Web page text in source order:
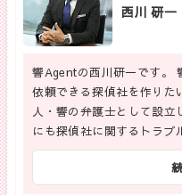
西川 研一
響Agentの西川研一です。
依頼できる探偵社を作りた
人・響の弁護士として設
にも探偵社に関するトラブ